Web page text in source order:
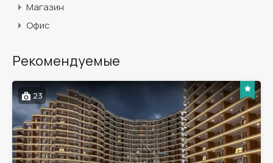
Магазин
Офис
Рекомендуемые
23